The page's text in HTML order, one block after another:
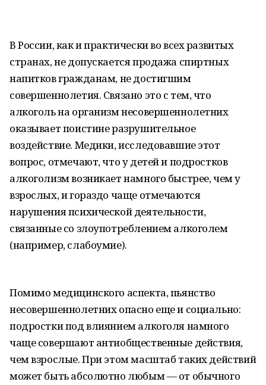
В России, как и практически во всех развитых
странах, не допускается продажа спиртных
напитков гражданам, не достигшим
совершеннолетия. Связано это с тем, что
алкоголь на организм несовершеннолетних
оказывает поистине разрушительное
воздействие. Медики, исследовавшие этот
вопрос, отмечают, что у детей и подростков
алкоголизм возникает намного быстрее, чем у
взрослых, и гораздо чаще отмечаются
нарушения психической деятельности,
связанные со злоупотреблением алкоголем
(например, слабоумие).
Помимо медицинского аспекта, пьянство
несовершеннолетних опасно еще и социально:
подростки под влиянием алкоголя намного
чаще совершают антиобщественные действия,
чем взрослые. При этом масштаб таких действий
может быть абсолютно любым — от обычного